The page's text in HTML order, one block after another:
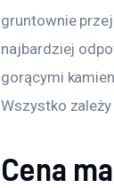
gruntownie
najbardziej
gorącymi
Wszystko zależy
Cena